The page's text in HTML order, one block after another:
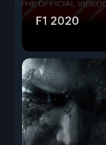
F1 2020